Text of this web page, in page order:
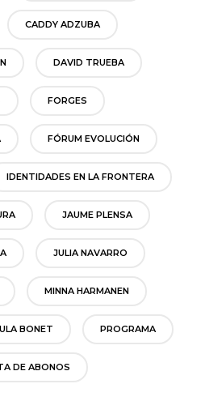
CADDY ADZUBA
DAVID TRUEBA
FORGES
FÓRUM EVOLUCIÓN
IDENTIDADES EN LA FRONTERA
JAUME PLENSA
JULIA NAVARRO
MINNA HARMANEN
BONET PROGRAMA
DE ABONOS